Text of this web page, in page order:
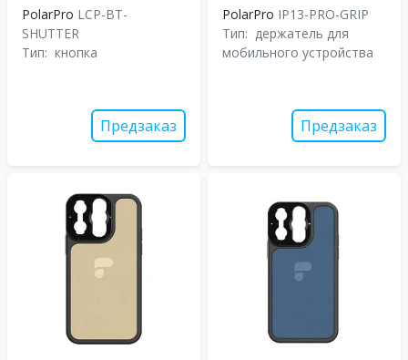
PolarPro LCP-BT-
SHUTTER
Тип: кнопка
Предзаказ
PolarPro IP13-PRO-GRIP
Тип: держатель для
мобильного устройства
Предзаказ